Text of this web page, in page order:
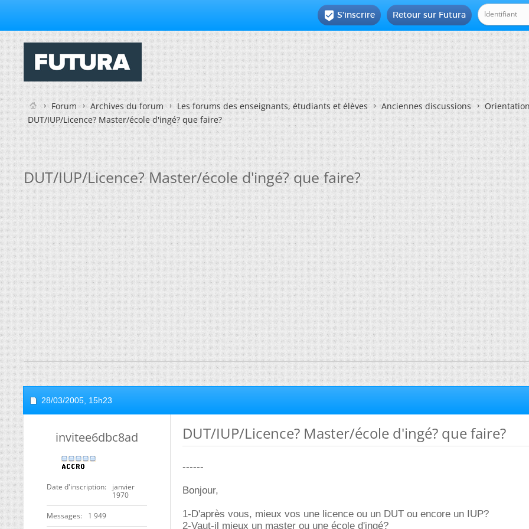
Retour sur Futura
 S'inscrire
Forum Archives du forum Les forums des enseignants, étudiants et élèves Anciennes discussions
DUT/IUP/Licence? Master/école d'ingé? que faire?
DUT/IUP/Licence? Master/école d'ingé? que faire?
28/03/2005, 15h23
invitee6dbc8ad
Date d'inscription
janvier
1970
Messages 1 949
DUT/IUP/Licence? Master/école d'ingé? que faire?
------
Bonjour,
1-D'après vous, mieux vos une licence ou un DUT ou encore un IUP?
2-Vaut-il mieux un master ou une école d'ingé?